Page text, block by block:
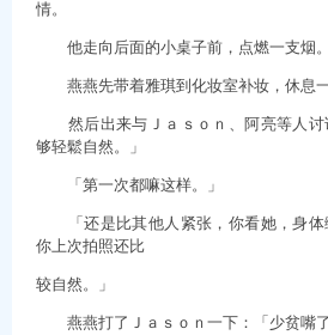
情。
他走向后面的小桌子前，点燃一支烟。
燕燕先带着雅琪到化妆室补妆，休息一
然后出来与Ｊａｓｏｎ、阿亮等人讨
够轻鬆自然。」
「第一次都嘛这样。」
「还是比其他人紧张，你看她，身体
你上次拍照还比
较自然。」
燕燕打了Ｊａｓｏｎ一下：「少贫嘴了